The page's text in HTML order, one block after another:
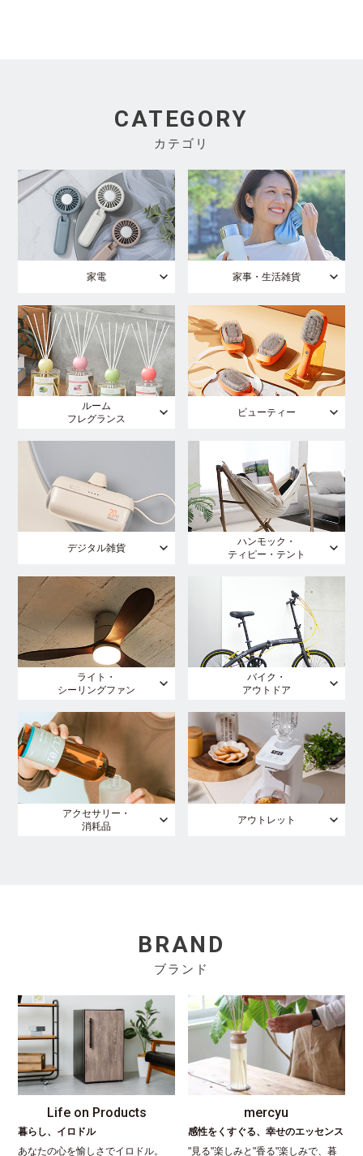
CATEGORY
カテゴリ
家電 家事・生活雑貨
ルーム
フレグランス
ビューティー
デジタル雑貨
ハンモック・
ティピー・テント
ライト・
シーリングファン
バイク・
アウトドア
アクセサリー・
消耗品
アウトレット
BRAND
ブランド
Life on Products
暮らし、イロドル
あなたの心を愉しさでイロドル。
mercyu
感性をくすぐる、幸せのエッセンス
"見る"楽しみと"香る"楽しみで、暮